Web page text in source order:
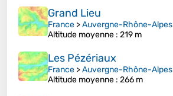
Grand Lieu
France >Auvergne-Rhône-Alpes
Altitude moyenne : 219 m
Les Pézériaux
France >Auvergne-Rhône-Alpes
Altitude moyenne : 266 m